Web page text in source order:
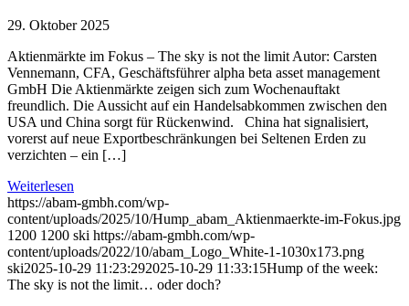
29. Oktober 2025
Aktienmärkte im Fokus – The sky is not the limit Autor: Carsten
Vennemann, CFA, Geschäftsführer alpha beta asset management
GmbH Die Aktienmärkte zeigen sich zum Wochenauftakt
freundlich. Die Aussicht auf ein Handelsabkommen zwischen den
USA und China sorgt für Rückenwind. China hat signalisiert,
vorerst auf neue Exportbeschränkungen bei Seltenen Erden zu
verzichten – ein […]
Weiterlesen
https://abam-gmbh.com/wp-
content/uploads/2025/10/Hump_abam_Aktienmaerkte-im-Fokus.jpg
1200 1200 ski https://abam-gmbh.com/wp-
content/uploads/2022/10/abam_Logo_White-1-1030x173.png
ski2025-10-29 11:23:292025-10-29 11:33:15Hump of the week:
The sky is not the limit… oder doch?